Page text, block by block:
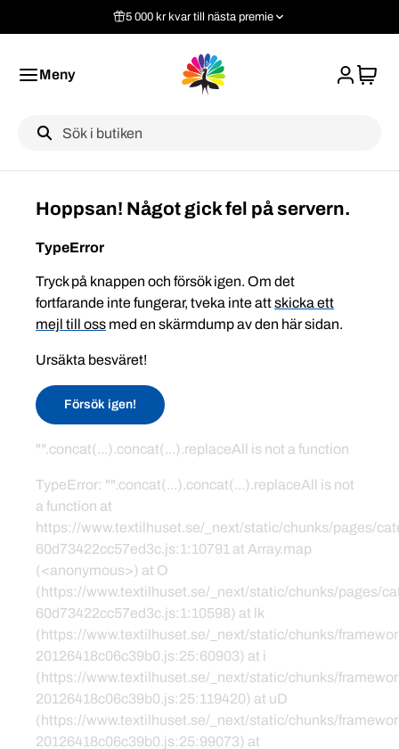
5 000 kr kvar till nästa premie
Meny
Label
Hoppsan! Något gick fel på servern.
TypeError
Tryck på knappen och försök igen. Om det
fortfarande inte fungerar, tveka inte attskicka ett
mejl till oss med en skärmdump av den här sidan.
Ursäkta besväret!
Försök igen!
"".concat(...).concat(...).replaceAll is not a function
TypeError: "".concat(...).concat(...).replaceAll is not
a function at
https://www.textilhuset.se/_next/static/chunks/pages/
60d73422cc57ed3c.js:1:10791 at Array.map
(<anonymous>) at O
(https://www.textilhuset.se/_next/static/chunks/pages/
60d73422cc57ed3c.js:1:10598) at lk
(https://www.textilhuset.se/_next/static/chunks/
20126418c06c39b0.js:25:60903) at i
(https://www.textilhuset.se/_next/static/chunks/
20126418c06c39b0.js:25:119420) at uD
(https://www.textilhuset.se/_next/static/chunks/
20126418c06c39b0.js:25:99073) at